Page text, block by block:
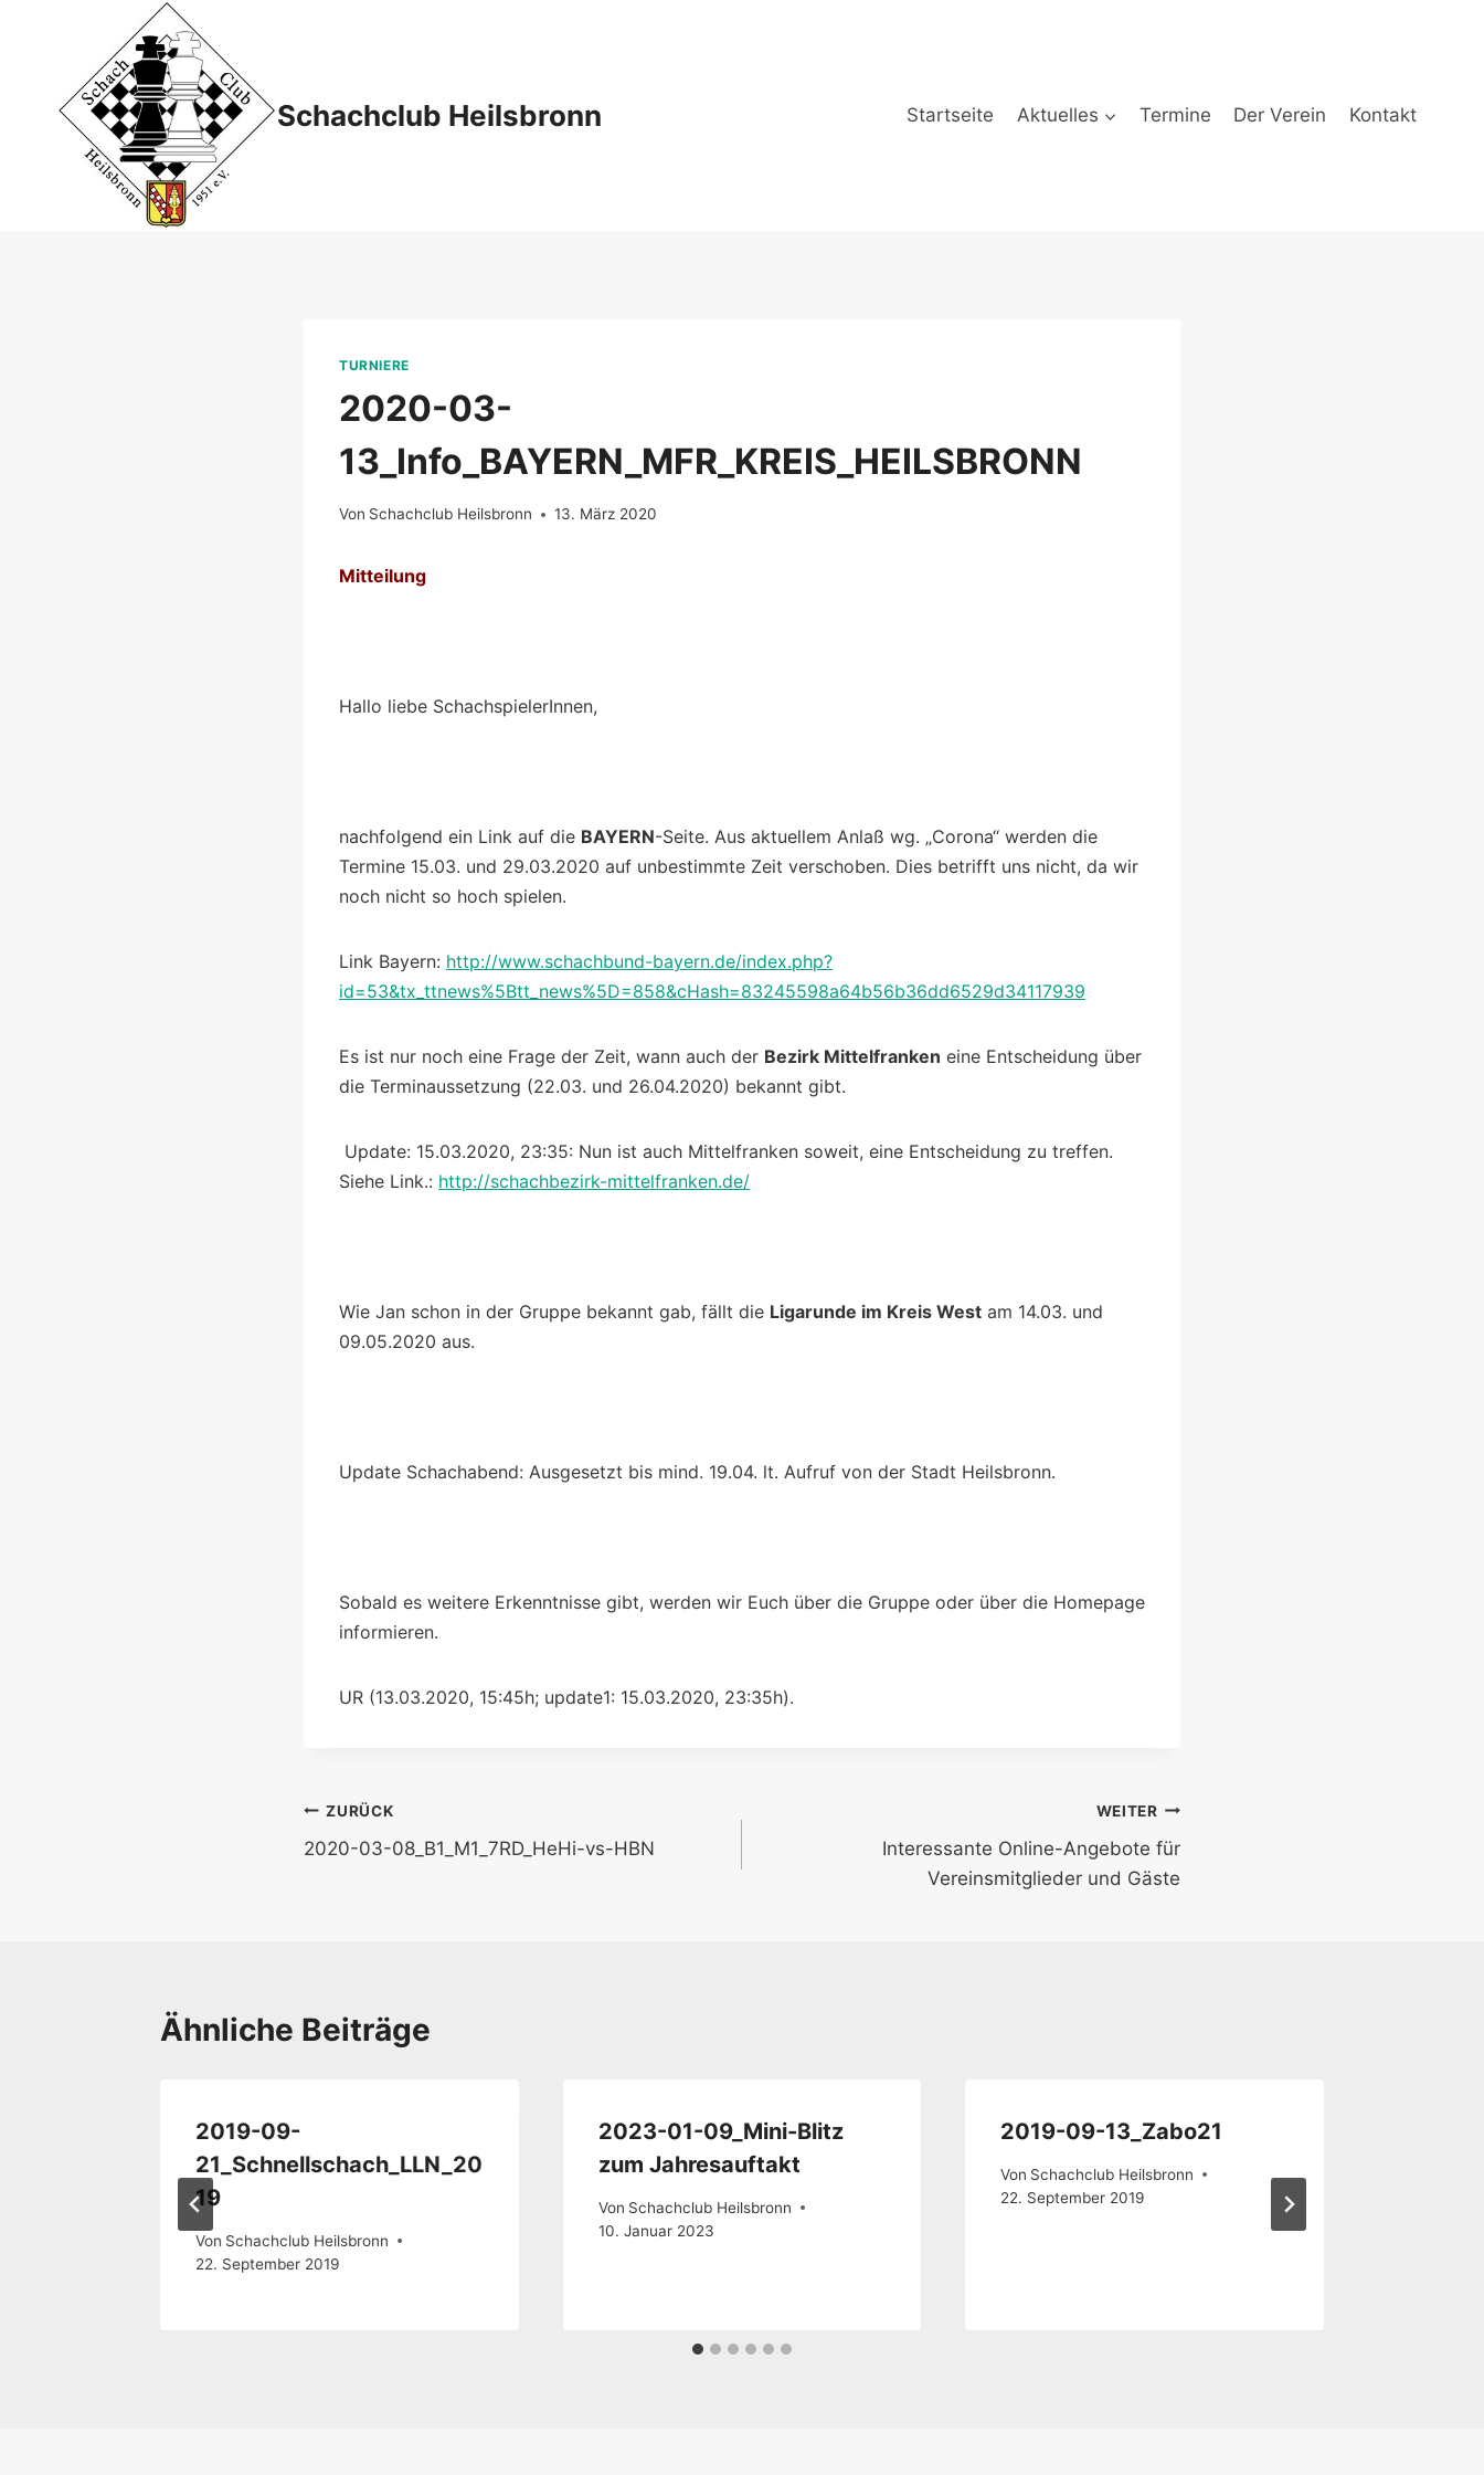
Schachclub Heilsbronn Startseite Aktuelles Termine Der Verein Kontakt
TURNIERE
2020-03-
13_Info_BAYERN_MFR_KREIS_HEILSBRONN
Von Schachclub Heilsbronn 13. März 2020
Mitteilung
Hallo liebe SchachspielerInnen,
nachfolgend ein Link auf die BAYERN-Seite. Aus aktuellem Anlaß wg. „Corona“ werden die
Termine 15.03. und 29.03.2020 auf unbestimmte Zeit verschoben. Dies betrifft uns nicht, da wir
noch nicht so hoch spielen.
Link Bayern: http://www.schachbund-bayern.de/index.php?
id=53&tx_ttnews%5Btt_news%5D=858&cHash=83245598a64b56b36dd6529d34117939
Es ist nur noch eine Frage der Zeit, wann auch der Bezirk Mittelfranken eine Entscheidung über
die Terminaussetzung (22.03. und 26.04.2020) bekannt gibt.
Update: 15.03.2020, 23:35: Nun ist auch Mittelfranken soweit, eine Entscheidung zu treffen.
Siehe Link.: http://schachbezirk-mittelfranken.de/
Wie Jan schon in der Gruppe bekannt gab, fällt die Ligarunde im Kreis West am 14.03. und
09.05.2020 aus.
Update Schachabend: Ausgesetzt bis mind. 19.04. lt. Aufruf von der Stadt Heilsbronn.
Sobald es weitere Erkenntnisse gibt, werden wir Euch über die Gruppe oder über die Homepage
informieren.
UR (13.03.2020, 15:45h; update1: 15.03.2020, 23:35h).
Beitragsnavigation
ZURÜCK
2020-03-08_B1_M1_7RD_HeHi-vs-HBN
WEITER
Interessante Online-Angebote für
Vereinsmitglieder und Gäste
Ähnliche Beiträge
2019-09-
21_Schnellschach_LLN_20
19
Von Schachclub Heilsbronn
22. September 2019
2023-01-09_Mini-Blitz
zum Jahresauftakt
Von Schachclub Heilsbronn
10. Januar 2023
2019-09-13_Zabo21
Von Schachclub Heilsbronn
22. September 2019